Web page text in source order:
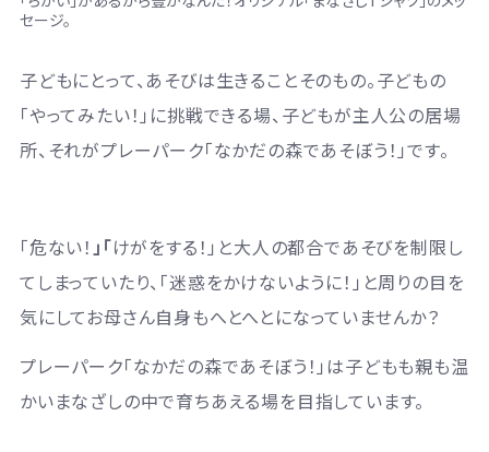
セージ。
子どもにとって、あそびは生きることそのもの。子どもの
「やってみたい！」に挑戦できる場、子どもが主人公の居場
所、それがプレーパーク「なかだの森であそぼう！」です。
「危ない！」「けがをする！」と大人の都合であそびを制限し
てしまっていたり、「迷惑をかけないように！」と周りの目を
気にしてお母さん自身もへとへとになっていませんか？
プレーパーク「なかだの森であそぼう！」は子どもも親も温
かいまなざしの中で育ちあえる場を目指しています。